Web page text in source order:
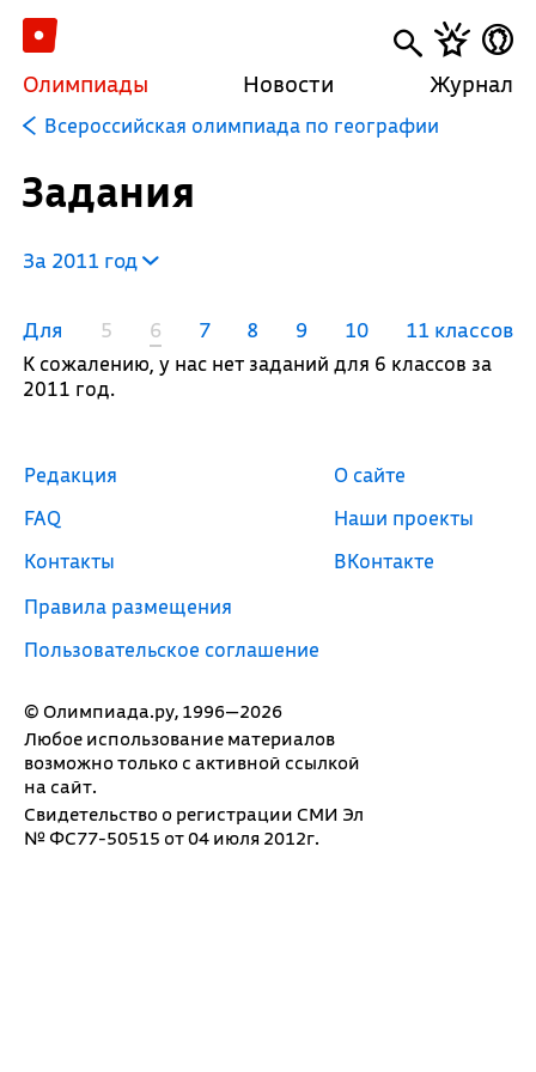
Олимпиады Новости Журнал
Всероссийская олимпиада по географии
Задания
За 2011 год
Для 5 6 7 8 9 10 11 классов
К сожалению, у нас нет заданий для 6 классов за
2011 год.
© Олимпиада.ру, 1996—2026
Любое использование материалов
возможно только с активной ссылкой
на сайт.
Свидетельство о регистрации СМИ Эл
№ ФС77-50515 от 04 июля 2012г.
Редакция
FAQ
Контакты
Правила размещения
Пользовательское соглашение
О сайте
Наши проекты
ВКонтакте